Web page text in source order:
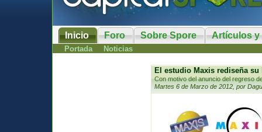
Inicio Foro Sobre Spore Artículos y
Portada Noticias
El estudio Maxis rediseña
Con motivo del anuncio del regreso
Martes 6 de Marzo de 2012, por